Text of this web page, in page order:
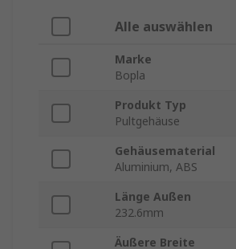
Alle auswählen
Marke
Bopla
Produkt Typ
Pultgehäuse
Gehäusematerial
Aluminium, ABS
Länge Außen
232.6mm
Äußere Breite